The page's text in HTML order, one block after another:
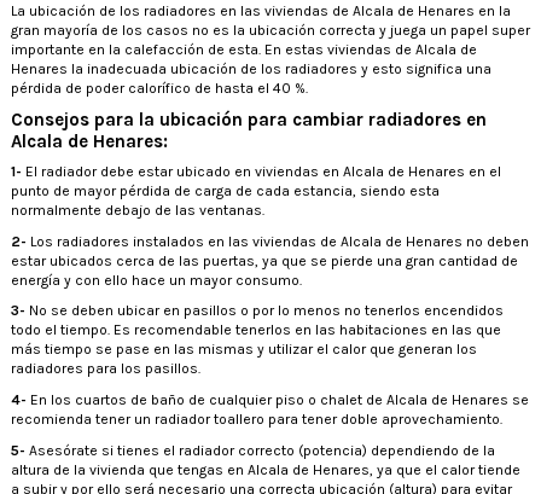
La ubicación de los radiadores en las viviendas de Alcala de Henares en la
gran mayoría de los casos no es la ubicación correcta y juega un papel super
importante en la calefacción de esta. En estas viviendas de Alcala de
Henares la inadecuada ubicación de los radiadores y esto significa una
pérdida de poder calorífico de hasta el 40 %.
Consejos para la ubicación para cambiar radiadores en
Alcala de Henares:
1- El radiador debe estar ubicado en viviendas en Alcala de Henares en el
punto de mayor pérdida de carga de cada estancia, siendo esta
normalmente debajo de las ventanas.
2- Los radiadores instalados en las viviendas de Alcala de Henares no deben
estar ubicados cerca de las puertas, ya que se pierde una gran cantidad de
energía y con ello hace un mayor consumo.
3- No se deben ubicar en pasillos o por lo menos no tenerlos encendidos
todo el tiempo. Es recomendable tenerlos en las habitaciones en las que
más tiempo se pase en las mismas y utilizar el calor que generan los
radiadores para los pasillos.
4- En los cuartos de baño de cualquier piso o chalet de Alcala de Henares se
recomienda tener un radiador toallero para tener doble aprovechamiento.
5- Asesórate si tienes el radiador correcto (potencia) dependiendo de la
altura de la vivienda que tengas en Alcala de Henares, ya que el calor tiende
a subir y por ello será necesario una correcta ubicación (altura) para evitar